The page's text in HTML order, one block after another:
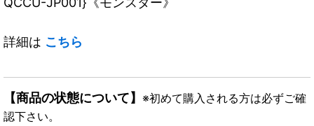
詳細は こちら
【商品の状態について】 ※初めて購入される方は必ずご確
認下さい。